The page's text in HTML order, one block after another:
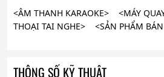
<ÂM THANH KARAOKE> <MÁY
THOẠI TAI NGHE> <SẢN PHẨM BÁN
THÔNG SỐ KỸ THUẬT